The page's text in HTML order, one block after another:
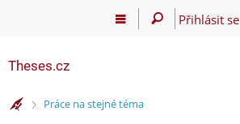
Přihlásit se
Theses.cz
>Práce na stejné téma